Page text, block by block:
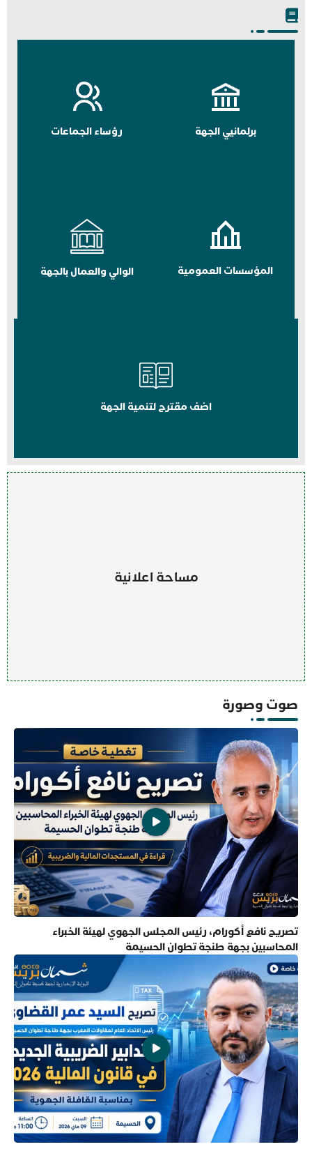
برلمانيي الجهة رؤساء الجماعات
المؤسسات العمومية الوالي والعمال بالجهة
اضف مقترح لتنمية الجهة
مساحة اعلانية
صوت وصورة
تصريح نافع أكورام، رئيس المجلس الجهوي لهيئة الخبراء
المحاسبين بجهة طنجة تطوان الحسيمة